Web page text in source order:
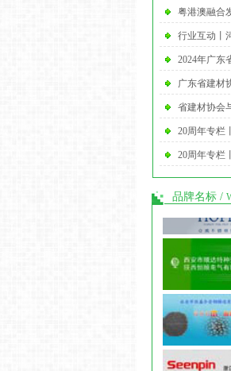
粤港澳融合
行业互动丨
2024年广东
广东省建材
省建材协会
20周年专栏
20周年专栏
品牌名标 /